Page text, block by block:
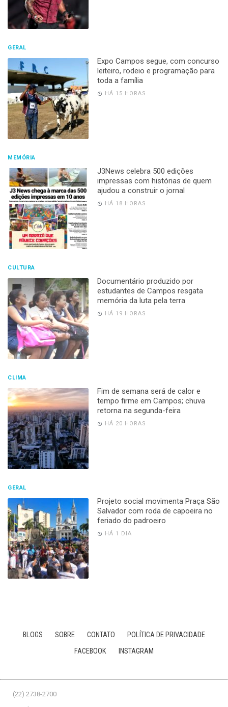
GERAL
Expo Campos segue, com concurso
leiteiro, rodeio e programação para
toda a família
HÁ 15 HORAS
MEMÓRIA
J3News celebra 500 edições
impressas com histórias de quem
ajudou a construir o jornal
HÁ 18 HORAS
CULTURA
Documentário produzido por
estudantes de Campos resgata
memória da luta pela terra
HÁ 19 HORAS
CLIMA
Fim de semana será de calor e
tempo firme em Campos; chuva
retorna na segunda-feira
HÁ 20 HORAS
GERAL
Projeto social movimenta Praça São
Salvador com roda de capoeira no
feriado do padroeiro
HÁ 1 DIA
BLOGS SOBRE CONTATO
POLÍTICA DE PRIVACIDADE
FACEBOOK
INSTAGRAM
(22) 2738-2700